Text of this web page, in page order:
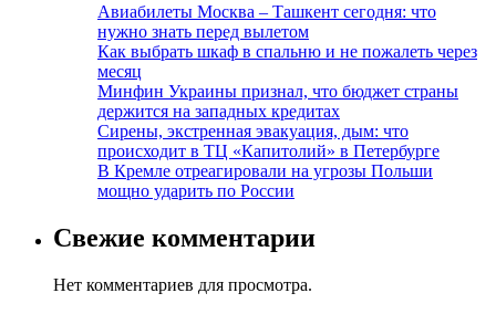
Авиабилеты Москва – Ташкент сегодня: что
нужно знать перед вылетом
Как выбрать шкаф в спальню и не пожалеть через
месяц
Минфин Украины признал, что бюджет страны
держится на западных кредитах
Сирены, экстренная эвакуация, дым: что
происходит в ТЦ «Капитолий» в Петербурге
В Кремле отреагировали на угрозы Польши
мощно ударить по России
Свежие комментарии
Нет комментариев для просмотра.